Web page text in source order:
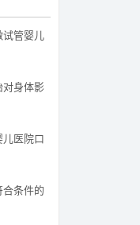
试管婴儿
对身体影
儿医院口
合条件的